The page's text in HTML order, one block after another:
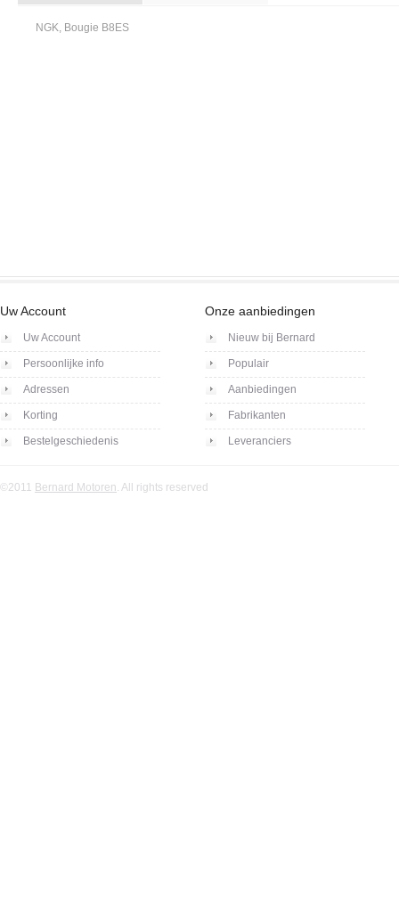
NGK, Bougie B8ES
Uw Account
Uw Account
Persoonlijke info
Adressen
Korting
Bestelgeschiedenis
Onze aanbiedingen
Nieuw bij Bernard
Populair
Aanbiedingen
Fabrikanten
Leveranciers
©2011 Bernard Motoren. All rights reserved